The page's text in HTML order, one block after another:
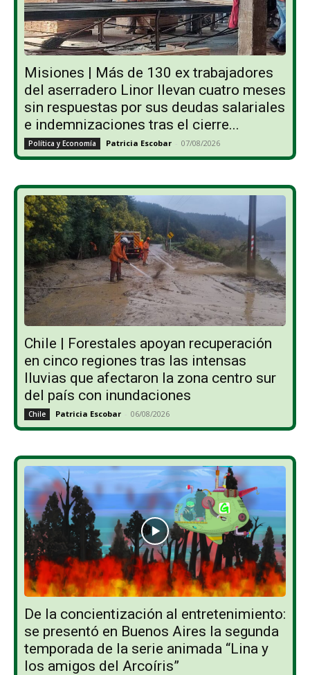
Misiones | Más de 130 ex trabajadores
del aserradero Linor llevan cuatro meses
sin respuestas por sus deudas salariales
e indemnizaciones tras el cierre...
Política y Economía Patricia Escobar - 07/08/2026
Chile | Forestales apoyan recuperación
en cinco regiones tras las intensas
lluvias que afectaron la zona centro sur
del país con inundaciones
Chile Patricia Escobar - 06/08/2026
De la concientización al entretenimiento:
se presentó en Buenos Aires la segunda
temporada de la serie animada “Lina y
los amigos del Arcoíris”